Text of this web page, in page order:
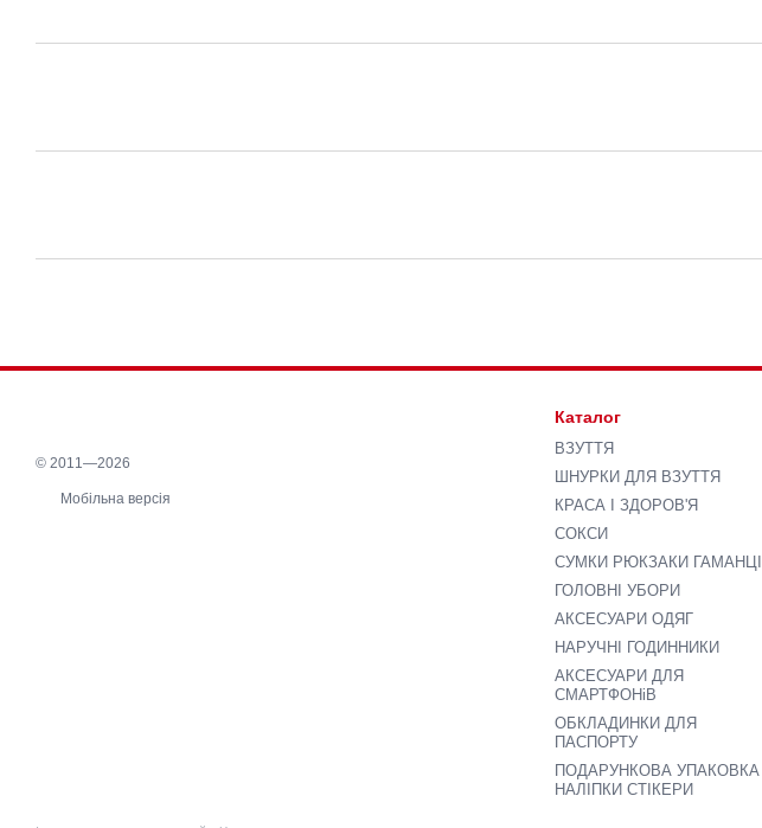
© 2011—2026
Мобільна версія
Каталог
ВЗУТТЯ
ШНУРКИ ДЛЯ ВЗУТТЯ
КРАСА І ЗДОРОВ'Я
СОКСИ
СУМКИ РЮКЗАКИ ГАМАНЦІ
ГОЛОВНІ УБОРИ
АКСЕСУАРИ ОДЯГ
НАРУЧНІ ГОДИННИКИ
АКСЕСУАРИ ДЛЯ
СМАРТФОНіВ
ОБКЛАДИНКИ ДЛЯ
ПАСПОРТУ
ПОДАРУНКОВА УПАКОВКА І
НАЛІПКИ СТІКЕРИ